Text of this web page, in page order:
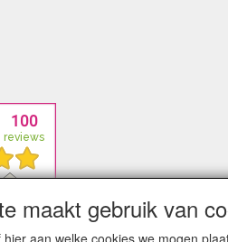
maakt gebruik van
aan welke cookies we mogen